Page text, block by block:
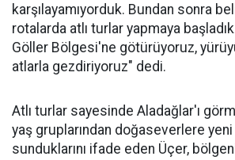
karşılayamıyorduk. Bundan sonra
rotalarda atlı turlar yapmaya
Göller Bölgesi'ne götürüyoruz,
atlarla gezdiriyoruz" dedi.
Atlı turlar sayesinde Aladağlar'ı
yaş gruplarından doğaseverlere
sunduklarını ifade eden Üçer,